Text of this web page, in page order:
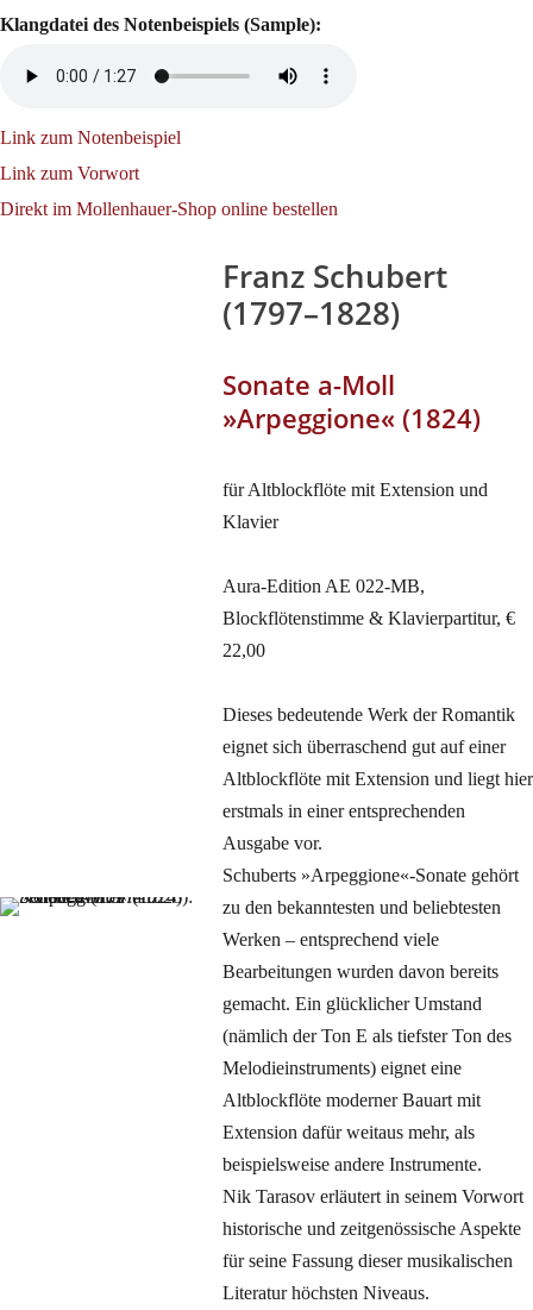
Klangdatei des Notenbeispiels (Sample):
Link zum Notenbeispiel
Link zum Vorwort
Direkt im Mollenhauer-Shop online bestellen
Franz Schubert
(1797–1828)
Sonate a-Moll
»Arpeggione« (1824)
für Altblockflöte mit Extension und
Klavier
Aura-Edition AE 022-MB,
Blockflötenstimme & Klavierpartitur, €
22,00
Dieses bedeutende Werk der Romantik
eignet sich überraschend gut auf einer
Altblockflöte mit Extension und liegt hier
erstmals in einer entsprechenden
Ausgabe vor.
Schuberts »Arpeggione«-Sonate gehört
zu den bekanntesten und beliebtesten
Werken – entsprechend viele
Bearbeitungen wurden davon bereits
gemacht. Ein glücklicher Umstand
(nämlich der Ton E als tiefster Ton des
Melodieinstruments) eignet eine
Altblockflöte moderner Bauart mit
Extension dafür weitaus mehr, als
beispielsweise andere Instrumente.
Nik Tarasov erläutert in seinem Vorwort
historische und zeitgenössische Aspekte
für seine Fassung dieser musikalischen
Literatur höchsten Niveaus.